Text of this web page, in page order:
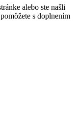
alebo ste našli
s doplnením